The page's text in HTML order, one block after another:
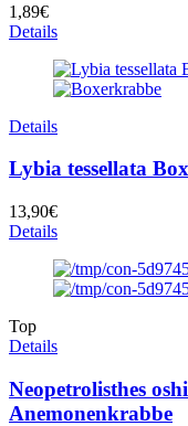
1,89€
Details
Details
Lybia tessellata
13,90€
Details
Top
Details
Neopetrolisthes
Anemonenkrabbe